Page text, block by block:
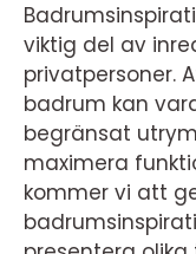
viktig del av
privatpersoner.
badrum kan
begränsat
maximera
kommer vi att